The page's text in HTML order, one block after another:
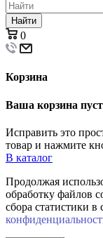
Найти
0
Корзина
Ваша корзина
Исправить это
товар и нажмите
В каталог
Продолжая
обработку файлов
сбора статистики в